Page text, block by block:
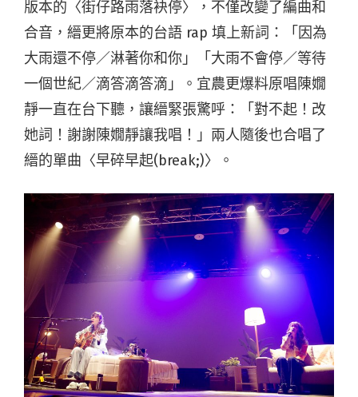
版本的〈街仔路雨落袂停〉，不僅改變了編曲和
合音，縉更將原本的台語 rap 填上新詞：「因為
大雨還不停／淋著你和你」「大雨不會停／等待
一個世紀／滴答滴答滴」。宜農更爆料原唱陳嫺
靜一直在台下聽，讓縉緊張驚呼：「對不起！改
她詞！謝謝陳嫺靜讓我唱！」兩人隨後也合唱了
縉的單曲〈早碎早起(break;)〉。